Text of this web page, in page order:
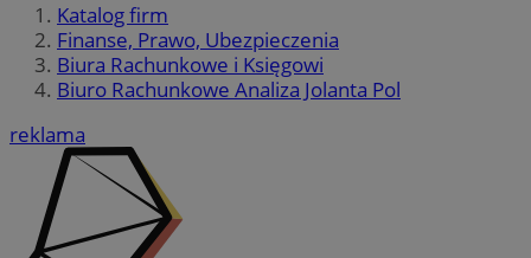
Katalog firm
Finanse, Prawo, Ubezpieczenia
Biura Rachunkowe i Księgowi
Biuro Rachunkowe Analiza Jolanta Pol
reklama